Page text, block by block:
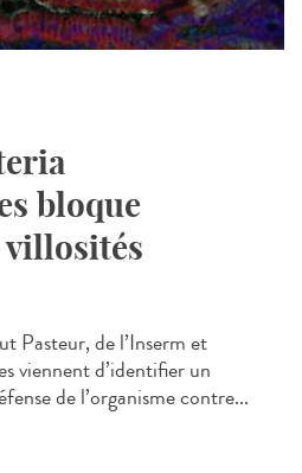
bloque
villosités
Pasteur, de l’Inserm et
viennent d’identifier un
de l’organisme contre...